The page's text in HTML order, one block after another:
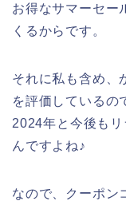
お得なサマーセー
くるからです。
それに私も含め、
を評価しているの
2024年と今後も
んですよね♪
なので、クーポン